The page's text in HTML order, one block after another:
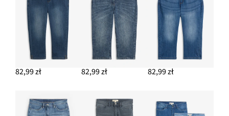
32,99 zł
DODAJ DO KOSZYKA
Bluzka jeansowa z rękawami bufkami, bawełna
127,99 zł
34,99 zł
82,99 zł 82,99 zł 82,99 zł